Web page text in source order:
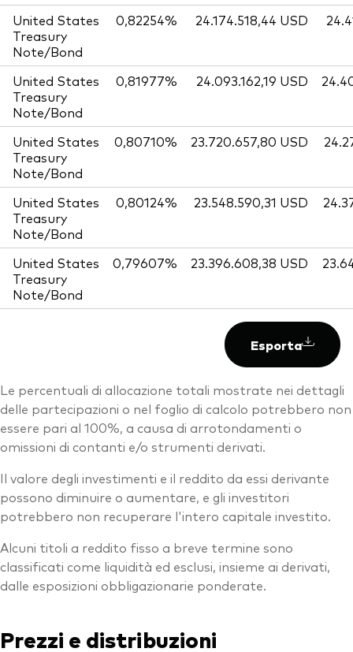
United States
Treasury
Note/Bond
0,82254% 24.174.518,44 USD
United States
Treasury
Note/Bond
0,81977% 24.093.162,19 USD
United States
Treasury
Note/Bond
0,80710% 23.720.657,80 USD
United States
Treasury
Note/Bond
0,80124% 23.548.590,31 USD
United States
Treasury
Note/Bond
0,79607% 23.396.608,38 USD
Esporta
Le percentuali di allocazione totali mostrate nei dettagli
delle partecipazioni o nel foglio di calcolo potrebbero non
essere pari al 100%, a causa di arrotondamenti o
omissioni di contanti e/o strumenti derivati.
Il valore degli investimenti e il reddito da essi derivante
possono diminuire o aumentare, e gli investitori
potrebbero non recuperare l'intero capitale investito.
Alcuni titoli a reddito fisso a breve termine sono
classificati come liquidità ed esclusi, insieme ai derivati,
dalle esposizioni obbligazionarie ponderate.
Prezzi e distribuzioni